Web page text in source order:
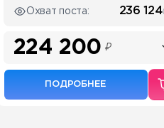
Охват поста: 236 124
224 200 ₽
ПОДРОБНЕЕ